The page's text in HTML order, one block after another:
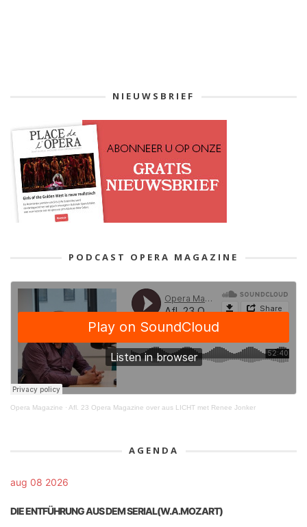
NIEUWSBRIEF
PODCAST OPERA MAGAZINE
Opera Magazine · Afl. 23 Opera Magazine over aus LICHT met Renee Jonker
AGENDA
aug 08 2026
DIE ENTFÜHRUNG AUS DEM SERIAL(W.A.MOZART)